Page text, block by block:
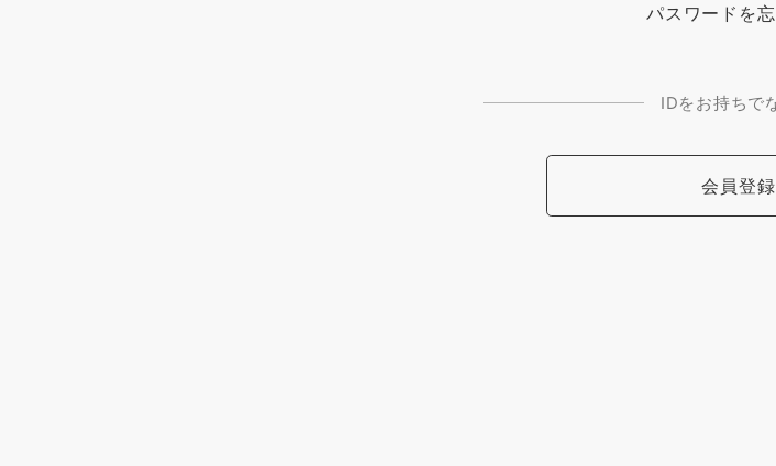
パスワードを
IDをお持ちで
会員登録